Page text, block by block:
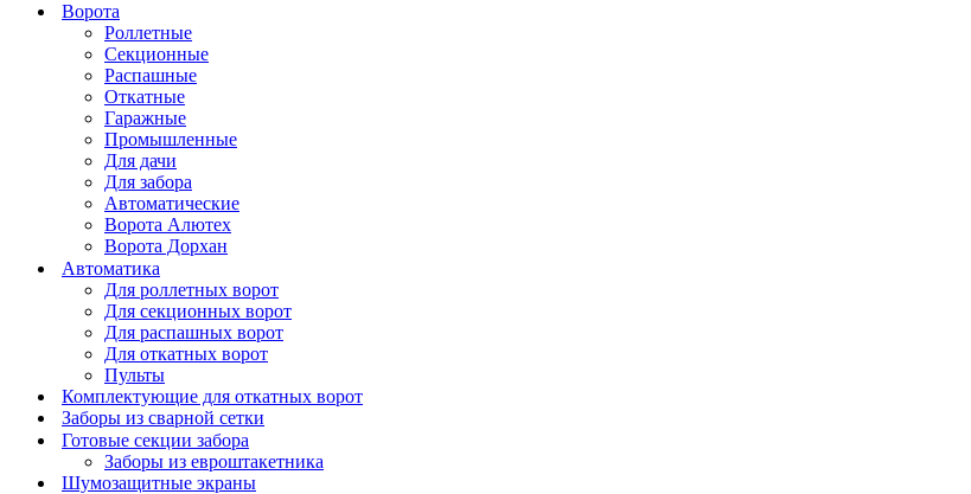
Ворота
Роллетные
Секционные
Распашные
Откатные
Гаражные
Промышленные
Для дачи
Для забора
Автоматические
Ворота Алютех
Ворота Дорхан
Автоматика
Для роллетных ворот
Для секционных ворот
Для распашных ворот
Для откатных ворот
Пульты
Комплектующие для откатных ворот
Заборы из сварной сетки
Готовые секции забора
Заборы из евроштакетника
Шумозащитные экраны